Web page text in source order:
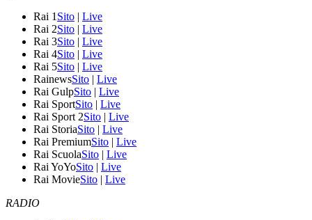
Rai 1 Sito | Live
Rai 2Sito | Live
Rai 3Sito | Live
Rai 4Sito | Live
Rai 5Sito | Live
RainewsSito | Live
Rai GulpSito | Live
Rai SportSito | Live
Rai Sport 2Sito | Live
Rai StoriaSito | Live
Rai PremiumSito | Live
Rai ScuolaSito | Live
Rai YoYoSito | Live
Rai MovieSito | Live
RADIO